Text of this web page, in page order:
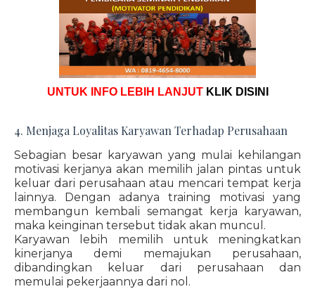
UNTUK INFO LEBIH LANJUT KLIK DISINI
4. Menjaga Loyalitas Karyawan Terhadap Perusahaan
Sebagian besar karyawan yang mulai kehilangan
motivasi kerjanya akan memilih jalan pintas untuk
keluar dari perusahaan atau mencari tempat kerja
lainnya. Dengan adanya training motivasi yang
membangun kembali semangat kerja karyawan,
maka keinginan tersebut tidak akan muncul.
Karyawan lebih memilih untuk meningkatkan
kinerjanya demi memajukan perusahaan,
dibandingkan keluar dari perusahaan dan
memulai pekerjaannya dari nol.